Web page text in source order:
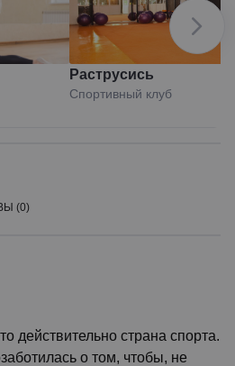
Раструсись
Спортивный клуб
(0)
действительно страна спорта.
о том, чтобы, не